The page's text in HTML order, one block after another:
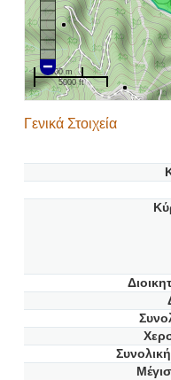
1000 m
5000 ft
Γενικά Στοιχεία